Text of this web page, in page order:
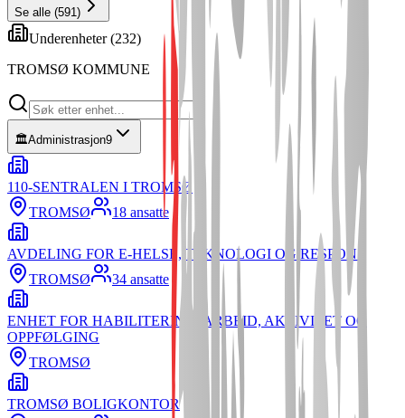
Se alle (591)
Underenheter (232)
TROMSØ KOMMUNE
🏛️Administrasjon9
110-SENTRALEN I TROMSØ
TROMSØ
18 ansatte
AVDELING FOR E-HELSE, TEKNOLOGI OG RESPONS
TROMSØ
34 ansatte
ENHET FOR HABILITERING, ARBEID, AKTIVITET OG
OPPFØLGING
TROMSØ
TROMSØ BOLIGKONTOR